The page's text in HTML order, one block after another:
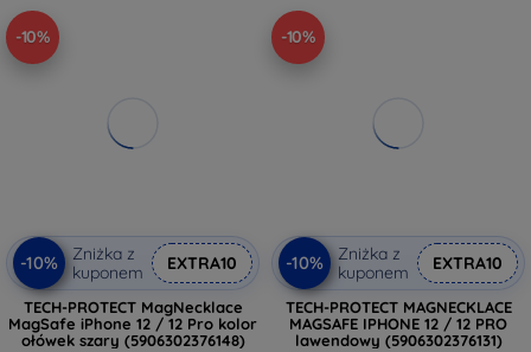
-10%
-10%
Zniżka z
kuponem
EXTRA10
TECH-PROTECT MagNecklace
MagSafe iPhone 12 / 12 Pro kolor
ołówek szary (5906302376148)
-10%
-10%
Zniżka z
kuponem
EXTRA10
TECH-PROTECT MAGNECKLACE
MAGSAFE IPHONE 12 / 12 PRO
lawendowy (5906302376131)